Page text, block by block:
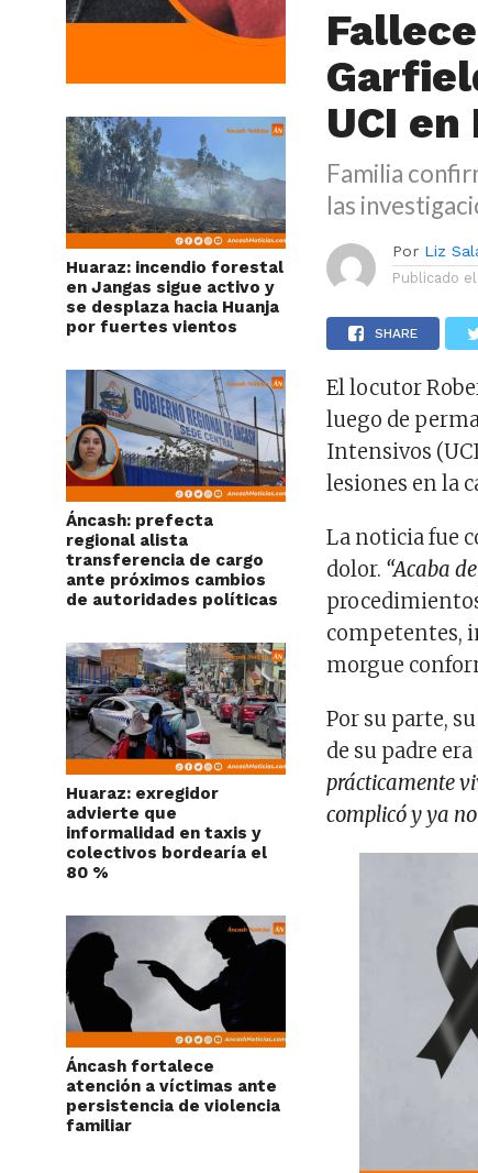
Huaraz: incendio forestal
en Jangas sigue activo y
se desplaza hacia Huanja
por fuertes vientos
Áncash: prefecta
regional alista
transferencia de cargo
ante próximos cambios
de autoridades políticas
Huaraz: exregidor
advierte que
informalidad en taxis y
colectivos bordearía el
80 %
Áncash fortalece
atención a víctimas ante
persistencia de violencia
familiar
UCI en
Familia
las
Por Liz
Publicado el
SHARE
El locutor
luego de
Intensivos
lesiones en la
La noticia fue
dolor. “Acaba
competentes,
morgue
Por su parte,
de su padre
prácticamente
complicó y ya